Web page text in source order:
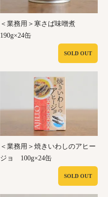
＜業務用＞寒さば味噌煮
190g×24缶
SOLD OUT
＜業務用＞焼きいわしのアヒー
ジョ 100g×24缶
SOLD OUT